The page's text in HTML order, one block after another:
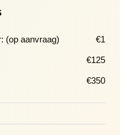
(op aanvraag) €1
€125
€350